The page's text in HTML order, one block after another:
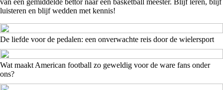
luisteren en blijf wedden met kennis!
De liefde voor de pedalen: een onverwachte reis door de wielersport
Wat maakt American football zo geweldig voor de ware fans onder
ons?